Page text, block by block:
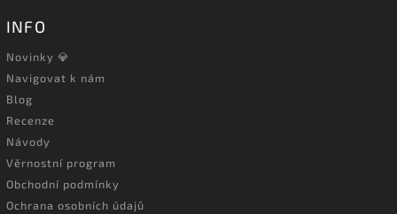
INFO
Novinky 💎
Navigovat k nám
Blog
Recenze
Návody
Věrnostní program
Obchodní podmínky
Ochrana osobních údajů